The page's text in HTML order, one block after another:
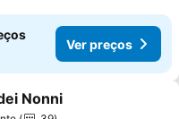
Ver preços
aos favoritos
Nonni